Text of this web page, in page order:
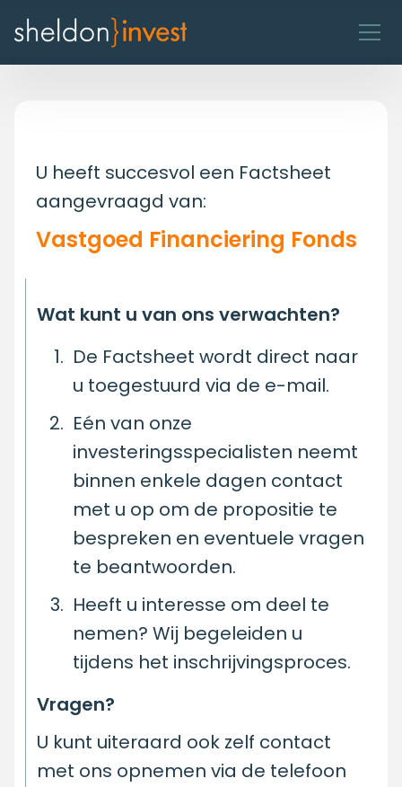
U heeft succesvol een Factsheet
aangevraagd van:
Vastgoed Financiering Fonds
Wat kunt u van ons verwachten?
De Factsheet wordt direct naar
u toegestuurd via de e-mail.
Eén van onze
investeringsspecialisten neemt
binnen enkele dagen contact
met u op om de propositie te
bespreken en eventuele vragen
te beantwoorden.
Heeft u interesse om deel te
nemen? Wij begeleiden u
tijdens het inschrijvingsproces.
Vragen?
U kunt uiteraard ook zelf contact
met ons opnemen via de telefoon